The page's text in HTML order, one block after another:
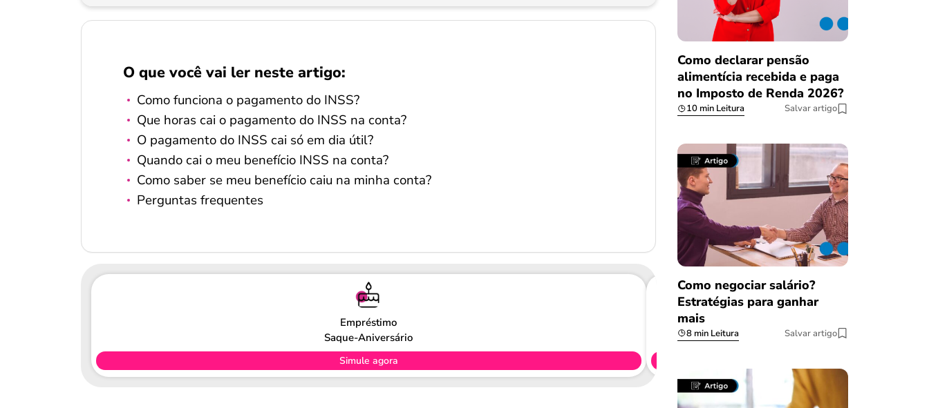
O que você vai ler neste artigo:
Como funciona o pagamento do INSS?
Que horas cai o pagamento do INSS na conta?
O pagamento do INSS cai só em dia útil?
Quando cai o meu benefício INSS na conta?
Como saber se meu benefício caiu na minha conta?
Perguntas frequentes
Empréstimo
Saque-Aniversário
Simule agora
Como declarar pensão
alimentícia recebida e paga
no Imposto de Renda 2026?
10 min Leitura Salvar artigo
Como negociar salário?
Estratégias para ganhar
mais
8 min Leitura Salvar artigo